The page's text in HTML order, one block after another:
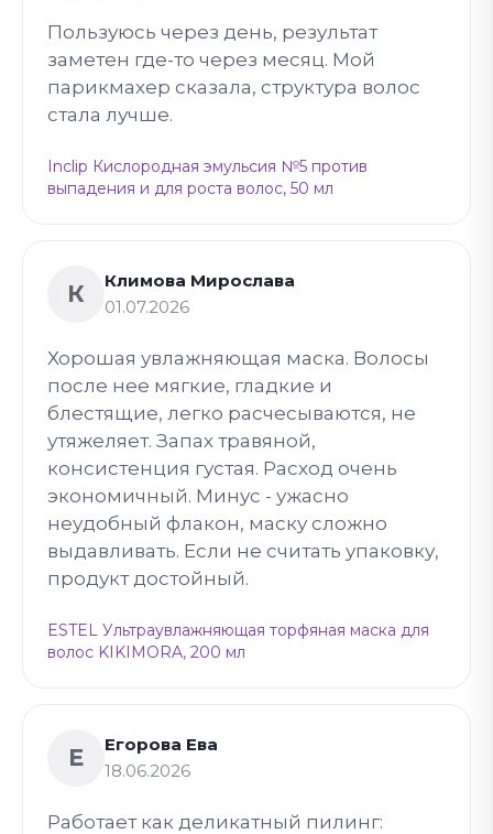
Пользуюсь через день, результат
заметен где-то через месяц. Мой
парикмахер сказала, структура волос
стала лучше.
Inclip Кислородная эмульсия №5 против
выпадения и для роста волос, 50 мл
К
Климова Мирослава
01.07.2026
Хорошая увлажняющая маска. Волосы
после нее мягкие, гладкие и
блестящие, легко расчесываются, не
утяжеляет. Запах травяной,
консистенция густая. Расход очень
экономичный. Минус - ужасно
неудобный флакон, маску сложно
выдавливать. Если не считать упаковку,
продукт достойный.
ESTEL Ультраувлажняющая торфяная маска для
волос KIKIMORA, 200 мл
Е
Егорова Ева
18.06.2026
Работает как деликатный пилинг: